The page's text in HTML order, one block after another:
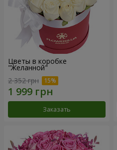
Цветы в коробке
"Желанной"
2 352 грн
Заказать